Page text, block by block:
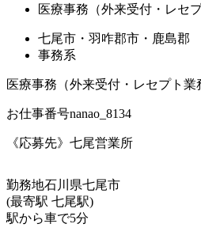
医療事務（外来受付・レセプ
七尾市・羽咋郡市・鹿島郡
事務系
医療事務（外来受付・レセプト業
お仕事番号nanao_8134
《応募先》七尾営業所
勤務地石川県七尾市
(最寄駅 七尾駅)
駅から車で5分